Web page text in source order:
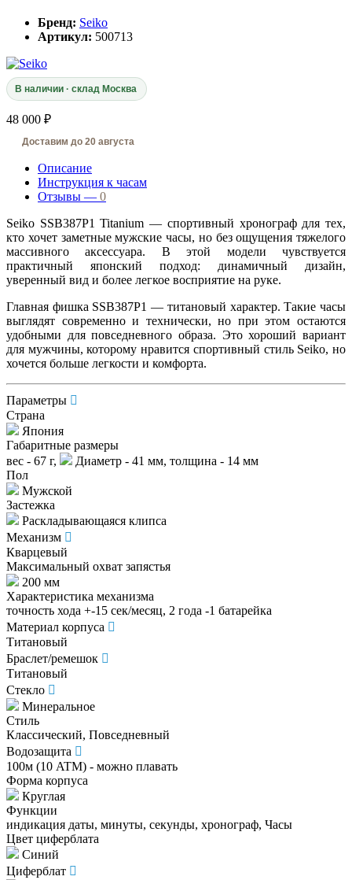
Бренд: Seiko
Артикул: 500713
В наличии · склад Москва
48 000 ₽
Доставим до 20 августа
Описание
Инструкция к часам
Отзывы — 0
Seiko SSB387P1 Titanium — спортивный хронограф для тех,
кто хочет заметные мужские часы, но без ощущения тяжелого
массивного аксессуара. В этой модели чувствуется
практичный японский подход: динамичный дизайн,
уверенный вид и более легкое восприятие на руке.
Главная фишка SSB387P1 — титановый характер. Такие часы
выглядят современно и технически, но при этом остаются
удобными для повседневного образа. Это хороший вариант
для мужчины, которому нравится спортивный стиль Seiko, но
хочется больше легкости и комфорта.
Параметры
Страна
Япония
Габаритные размеры
вес - 67 г,
Диаметр - 41 мм, толщина - 14 мм
Пол
Мужской
Застежка
Раскладывающаяся клипса
Механизм
Кварцевый
Максимальный охват запястья
200 мм
Характеристика механизма
точность хода +-15 сек/месяц, 2 года -1 батарейка
Материал корпуса
Титановый
Браслет/ремешок
Титановый
Стекло
Минеральное
Стиль
Классический, Повседневный
Водозащита
100м (10 ATM) - можно плавать
Форма корпуса
Круглая
Функции
индикация даты, минуты, секунды, хронограф, Часы
Цвет циферблата
Синий
Циферблат